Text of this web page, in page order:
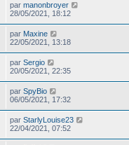
par manonbroyer
28/05/2021, 18:12
par Maxine
22/05/2021, 13:18
par Sergio
20/05/2021, 22:35
par SpyBio
06/05/2021, 17:32
par StarlyLouise23
22/04/2021, 07:52